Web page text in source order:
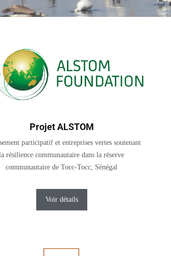
Projet ALSTOM
participatif et entreprises vertes soutenant
résilience communautaire dans la réserve
communautaire de Tocc-Tocc, Sénégal
Voir détails